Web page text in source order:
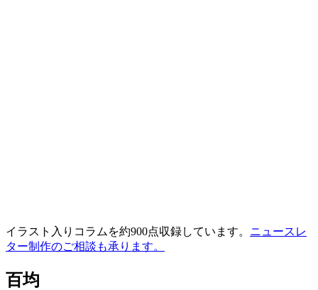
イラスト入りコラムを約900点収録しています。 ニュースレ
ター制作のご相談も承ります。
百均